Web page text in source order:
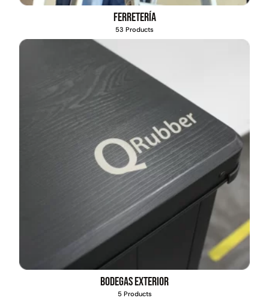
Ferretería
53 Products
Bodegas exterior
5 Products